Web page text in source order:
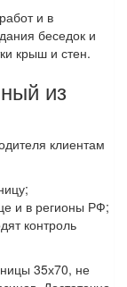
и в
беседок и
крыш и стен.
из
клиентам
и в регионы РФ;
контроль
35х70, не